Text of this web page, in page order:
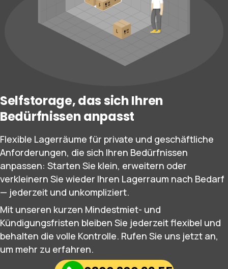
Selfstorage, das sich Ihren
Bedürfnissen anpasst
Flexible Lagerräume für private und geschäftliche
Anforderungen, die sich Ihren Bedürfnissen
anpassen: Starten Sie klein, erweitern oder
verkleinern Sie wieder Ihren Lagerraum nach Bedarf
— jederzeit und unkompliziert.
Mit unseren kurzen Mindestmiet- und
Kündigungsfristen bleiben Sie jederzeit flexibel und
behalten die volle Kontrolle. Rufen Sie uns jetzt an,
um mehr zu erfahren.